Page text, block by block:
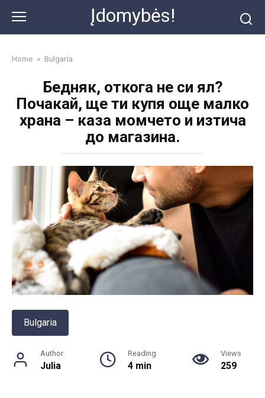
content
Įdomybės!
Home » Bulgaria
Бедняк, откога не си ял?
Почакай, ще ти купя още малко
храна – каза момчето и изтича
до магазина.
Bulgaria
Author
Julia
Reading
4 min
Views
259